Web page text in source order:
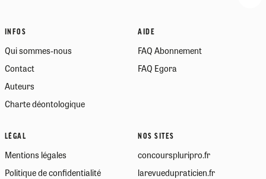
INFOS
Qui sommes-nous
Contact
Auteurs
Charte déontologique
AIDE
FAQ Abonnement
FAQ Egora
LÉGAL
Mentions légales
Politique de confidentialité
NOS SITES
concourspluripro.fr
larevuedupraticien.fr